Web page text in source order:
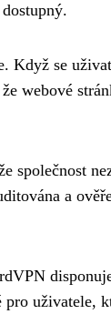
Když se
webové
společnost
a